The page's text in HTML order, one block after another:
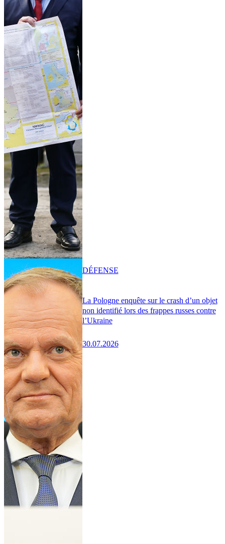
La Pologne enquête sur le crash d’un objet
non identifié lors des frappes russes contre
l’Ukraine
30.07.2026
DÉFENSE